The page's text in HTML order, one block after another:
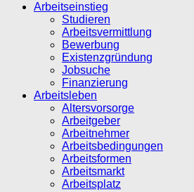
Arbeitseinstieg
Studieren
Arbeitsvermittlung
Bewerbung
Existenzgründung
Jobsuche
Finanzierung
Arbeitsleben
Altersvorsorge
Arbeitgeber
Arbeitnehmer
Arbeitsbedingungen
Arbeitsformen
Arbeitsmarkt
Arbeitsplatz